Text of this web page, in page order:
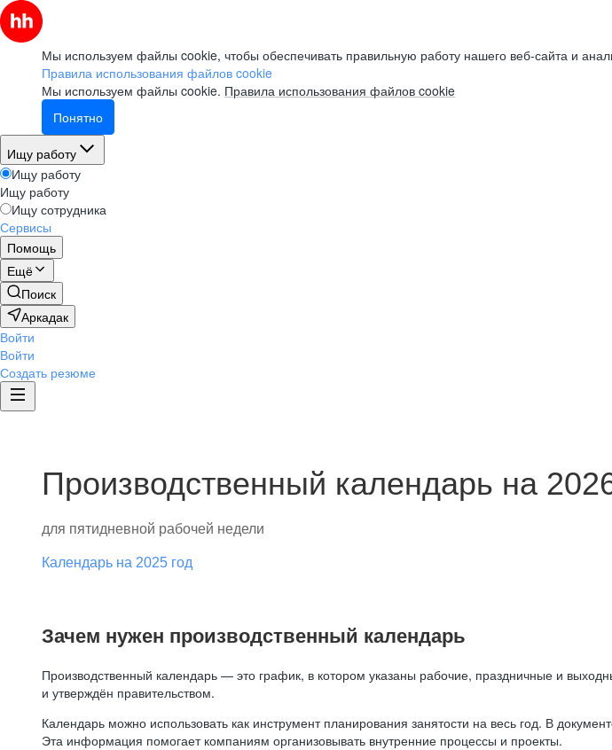
Мы используем файлы cookie, чтобы обеспечивать правильную работу нашего веб-сайта и
Правила использования файлов cookie
Мы используем файлы cookie. Правила использования файлов cookie
Понятно
Ищу работу
Ищу работу
Ищу работу
Ищу сотрудника
Сервисы
Помощь
Ещё
Поиск
Аркадак
Войти
Войти
Создать резюме
Производственный календарь на
для пятидневной рабочей недели
Календарь на 2025 год
Зачем нужен производственный календарь
Производственный календарь — это график, в котором указаны рабочие, праздничные и
и утверждён правительством.
Календарь можно использовать как инструмент планирования занятости на весь год. В
Эта информация помогает компаниям организовывать внутренние процессы и проекты.